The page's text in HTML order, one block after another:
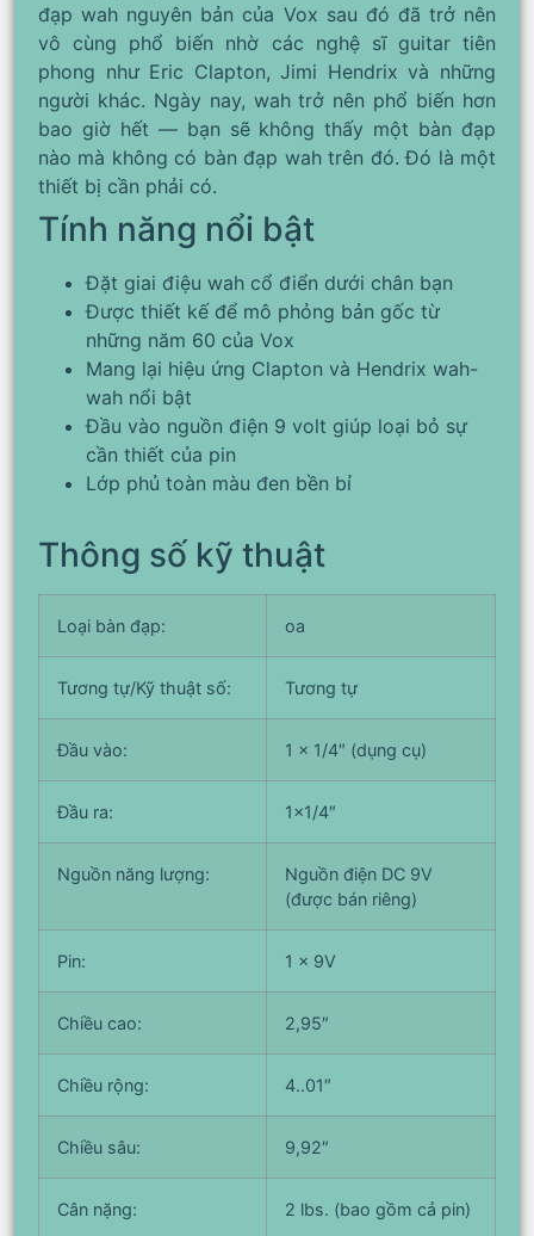
đạp wah nguyên bản của Vox sau đó đã trở nên
vô cùng phổ biến nhờ các nghệ sĩ guitar tiên
phong như Eric Clapton, Jimi Hendrix và những
người khác. Ngày nay, wah trở nên phổ biến hơn
bao giờ hết — bạn sẽ không thấy một bàn đạp
nào mà không có bàn đạp wah trên đó. Đó là một
thiết bị cần phải có.
Tính năng nổi bật
Đặt giai điệu wah cổ điển dưới chân bạn
Được thiết kế để mô phỏng bản gốc từ
những năm 60 của Vox
Mang lại hiệu ứng Clapton và Hendrix wah-
wah nổi bật
Đầu vào nguồn điện 9 volt giúp loại bỏ sự
cần thiết của pin
Lớp phủ toàn màu đen bền bỉ
Thông số kỹ thuật
Loại bàn đạp: oa
Tương tự/Kỹ thuật số: Tương tự
Đầu vào: 1 x 1/4″ (dụng cụ)
Đầu ra: 1×1/4″
Nguồn năng lượng:
Nguồn điện DC 9V
(được bán riêng)
Pin: 1 x 9V
Chiều cao: 2,95″
Chiều rộng: 4..01″
Chiều sâu: 9,92″
Cân nặng: 2 lbs. (bao gồm cả pin)